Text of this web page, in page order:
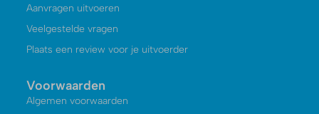
Aanvragen uitvoeren
Veelgestelde vragen
Plaats een review voor je uitvoerder
Voorwaarden
Algemen voorwaarden